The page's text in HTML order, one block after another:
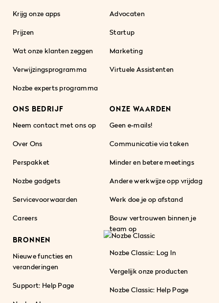
Krijg onze apps
Prijzen
Wat onze klanten zeggen
Verwijzingsprogramma
Nozbe experts programma
Advocaten
Startup
Marketing
Virtuele Assistenten
ONS BEDRIJF
Neem contact met ons op
Over Ons
Perspakket
Nozbe gadgets
Servicevoorwaarden
Careers
ONZE WAARDEN
Geen e-mails!
Communicatie via taken
Minder en betere meetings
Andere werkwijze opp vrijdag
Werk doe je op afstand
Bouw vertrouwen binnen je
team op
BRONNEN
Nieuwe functies en
veranderingen
Support: Help Page
Nozbe Classic: Log In
Vergelijk onze producten
Nozbe Classic: Help Page